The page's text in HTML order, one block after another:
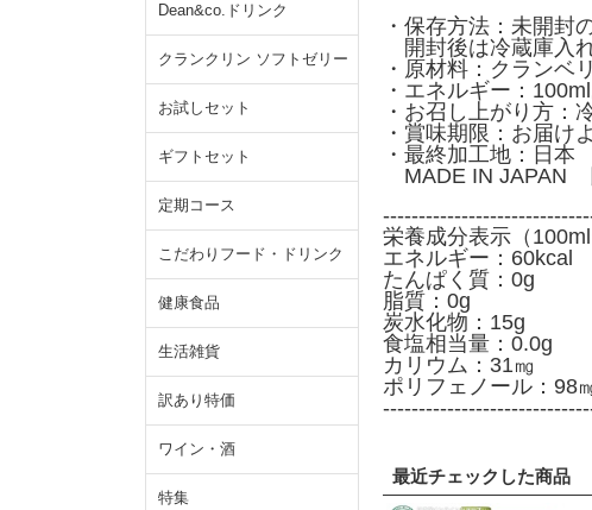
Dean&co.ドリンク
クランクリン ソフトゼリー
お試しセット
ギフトセット
定期コース
こだわりフード・ドリンク
健康食品
生活雑貨
訳あり特価
ワイン・酒
特集
・保存方法：未開封
開封後は冷蔵庫入
・原材料：クランベ
・エネルギー：
・お召し上がり方：
・賞味期限：お届け
・最終加工地：日本
MADE IN JAPAN
栄養成分表示（
エネルギー：60kcal
たんぱく質：0g
脂質：0g
炭水化物：15g
食塩相当量：0.0g
カリウム：31㎎
ポリフェノール：98
最近チェックした商品